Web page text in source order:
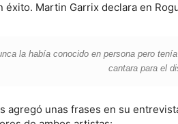
éxito. Martin Garrix declara en
la había conocido en persona pero
cantara para el
agregó unas frases en su